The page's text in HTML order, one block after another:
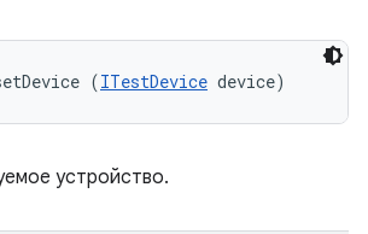
(ITestDevice device)
устройство.